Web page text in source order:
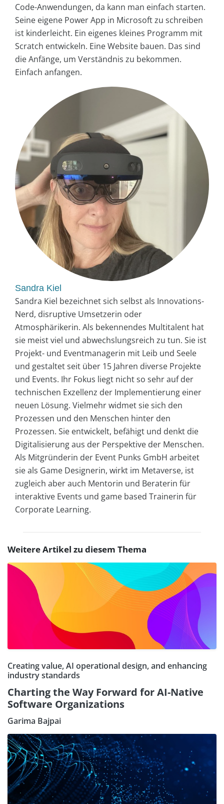
Code-Anwendungen, da kann man einfach starten.
Seine eigene Power App in Microsoft zu schreiben
ist kinderleicht. Ein eigenes kleines Programm mit
Scratch entwickeln. Eine Website bauen. Das sind
die Anfänge, um Verständnis zu bekommen.
Einfach anfangen.
Sandra Kiel
Sandra Kiel bezeichnet sich selbst als Innovations-
Nerd, disruptive Umsetzerin oder
Atmosphärikerin. Als bekennendes Multitalent hat
sie meist viel und abwechslungsreich zu tun. Sie ist
Projekt- und Eventmanagerin mit Leib und Seele
und gestaltet seit über 15 Jahren diverse Projekte
und Events. Ihr Fokus liegt nicht so sehr auf der
technischen Exzellenz der Implementierung einer
neuen Lösung. Vielmehr widmet sie sich den
Prozessen und den Menschen hinter den
Prozessen. Sie entwickelt, befähigt und denkt die
Digitalisierung aus der Perspektive der Menschen.
Als Mitgründerin der Event Punks GmbH arbeitet
sie als Game Designerin, wirkt im Metaverse, ist
zugleich aber auch Mentorin und Beraterin für
interaktive Events und game based Trainerin für
Corporate Learning.
Weitere Artikel zu diesem Thema
Creating value, AI operational design, and enhancing
industry standards
Charting the Way Forward for AI-Native
Software Organizations
Garima Bajpai